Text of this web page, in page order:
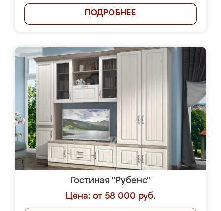
ПОДРОБНЕЕ
Гостиная "Рубенс"
Цена: от 58 000 руб.